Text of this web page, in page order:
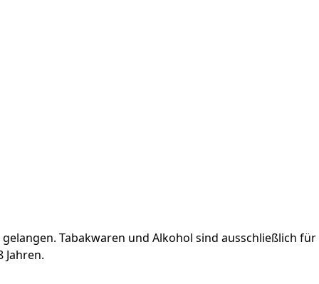
Tabakwaren und Alkohol sind ausschließlich